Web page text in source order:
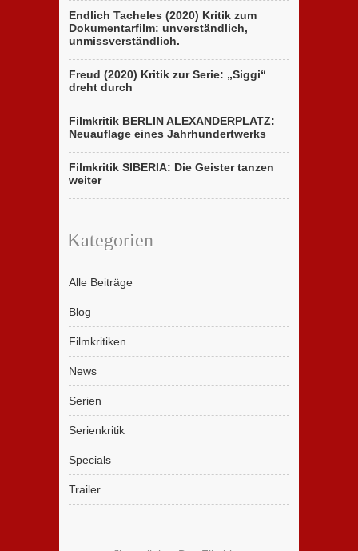
Endlich Tacheles (2020) Kritik zum
Dokumentarfilm: unverständlich,
unmissverständlich.
Freud (2020) Kritik zur Serie: „Siggi“
dreht durch
Filmkritik BERLIN ALEXANDERPLATZ:
Neuauflage eines Jahrhundertwerks
Filmkritik SIBERIA: Die Geister tanzen
weiter
Kategorien
Alle Beiträge
Blog
Filmkritiken
News
Serien
Serienkritik
Specials
Trailer